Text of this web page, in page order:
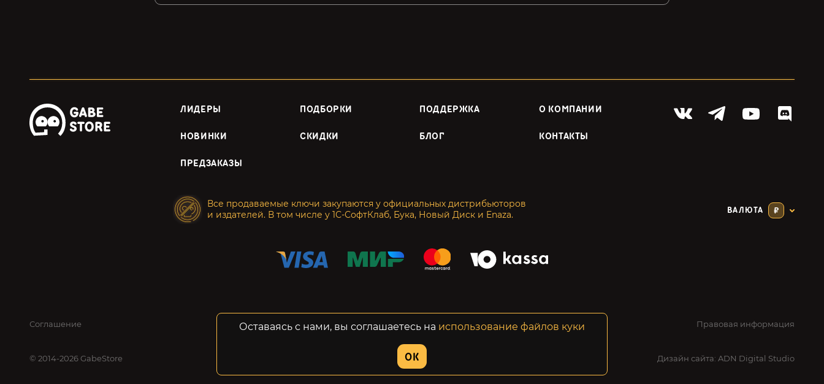
ЛИДЕРЫ ПОДБОРКИ ПОДДЕРЖКА О КОМПАНИИ
НОВИНКИ СКИДКИ БЛОГ КОНТАКТЫ
ПРЕДЗАКАЗЫ
Все продаваемые ключи закупаются у официальных дистрибьюторов
и издателей. В том числе у 1С-СофтКлаб, Бука, Новый Диск и Enaza.
ВАЛЮТА ₽
Соглашение Конфиденциальность Возвраты Правовая информация
© 2014-2026 GabeStore Дизайн сайта: ADN Digital Studio
Оставаясь с нами, вы соглашаетесь на использование файлов куки
OK